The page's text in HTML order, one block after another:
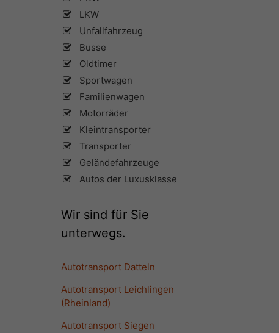
LKW
Unfallfahrzeug
Busse
Oldtimer
Sportwagen
Familienwagen
Motorräder
Kleintransporter
Transporter
Geländefahrzeuge
Autos der Luxusklasse
Wir sind für Sie
unterwegs.
Autotransport Datteln
Autotransport Leichlingen
(Rheinland)
Autotransport Siegen